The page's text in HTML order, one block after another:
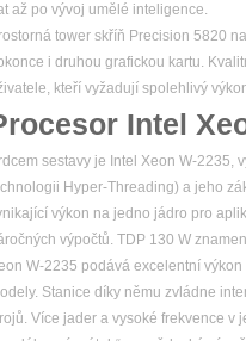
až po vývoj umělé inteligence.
tower skříň Precision 5820
i druhou grafickou kartu.
kteří vyžadují spolehlivý
Intel
sestavy je Intel Xeon W-2235,
Hyper-Threading) a jeho
výkon na jedno jádro pro
výpočtů. TDP 130 W
W-2235 podává excelentní
Stanice díky němu zvládne
Více jader a vysoké frekvence v